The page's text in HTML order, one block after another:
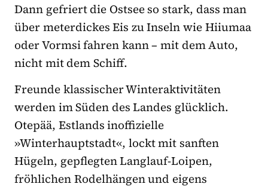
Dann gefriert die Ostsee so stark, dass man
über meterdickes Eis zu Inseln wie Hiiumaa
oder Vormsi fahren kann – mit dem Auto,
nicht mit dem Schiff.
Freunde klassischer Winteraktivitäten
werden im Süden des Landes glücklich.
Otepää, Estlands inoffizielle
»Winterhauptstadt«, lockt mit sanften
Hügeln, gepflegten Langlauf-Loipen,
fröhlichen Rodelhängen und eigens